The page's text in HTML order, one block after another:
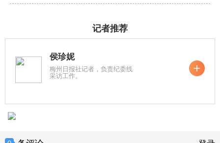
记者推荐
侯珍妮
梅州日报社记者，负责纪委线
采访工作。